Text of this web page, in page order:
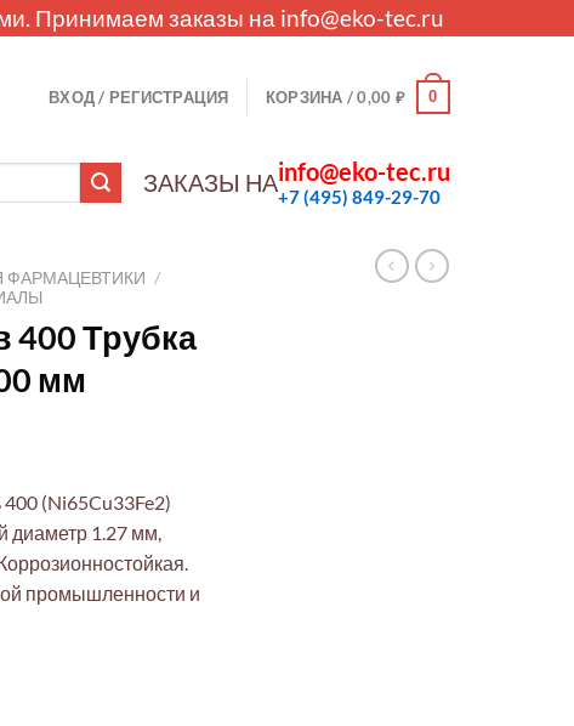
Принимаем заказы на info@eko-tec.ru
ВХОД / РЕГИСТРАЦИЯ КОРЗИНА /0,00 ₽ 0
ЗАКАЗЫ НАinfo@eko-tec.ru
+7 (495) 849-29-70
ФАРМАЦЕВТИКИ /
400 Трубка
мм
(Ni65Cu33Fe2)
диаметр 1.27 мм,
промышленности и